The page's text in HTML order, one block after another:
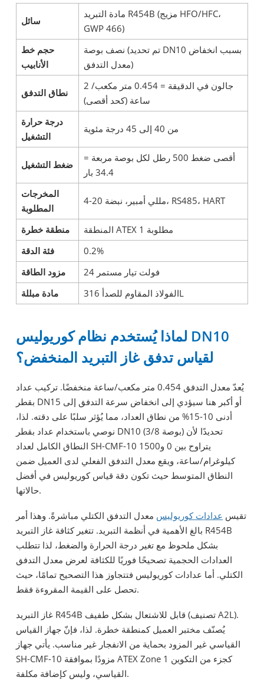
سائل
مادة التبريد R454B (مزيج HFO/HFC،
GWP 466)
حجم خط
الأنابيب
نصف بوصة (تم تحديد DN10 بسبب انخفاض
معدل التدفق)
نطاق التدفق
2 جالون في الدقيقة = 0.454 متر مكعب/
ساعة (كحد أقصى)
درجة حرارة
التشغيل
من 40 إلى 45 درجة مئوية
ضغط التشغيل
أقصى ضغط 500 رطل لكل بوصة مربعة =
34.4 بار
المخرجات
المطلوبة
4-20 مللي أمبير، نبضة، RS485، HART
منطقة خطرة
المنطقة ATEX 1 مطلوبة
فئة الدقة
0.2%
مزود الطاقة
24 فولت تيار مستمر
مادة مبللة
الفولاذ المقاوم للصدأ 316L
لماذا يُستخدم نظام كوريوليس DN10
لقياس تدفق غاز التبريد المنخفض؟
يُعدّ معدل التدفق 0.454 متر مكعب/ساعة منخفضًا. تركيب عداد
بقطر DN15 أو أكبر هنا سيؤدي إلى انخفاض سرعة التدفق إلى
أدنى 10-15% من نطاق العداد، مما يُؤثر سلبًا على دقته. لذا،
نوصي باستخدام عداد بقطر DN10 (3/8 بوصة) تحديدًا لأن
النطاق الكامل لعداد SH-CMF-10 يتراوح بين 0 و1500
كيلوغرام/ساعة، ويقع معدل التدفق الفعلي لدى العميل ضمن
النطاق المتوسط ​​حيث تكون دقة قياس كوريوليس في أفضل
حالاتها.
تقيس عدادات كوريوليس معدل التدفق الكتلي مباشرةً. وهذا أمر
بالغ الأهمية في أنظمة التبريد. تتغير كثافة غاز التبريد R454B
بشكل ملحوظ مع تغير درجة الحرارة والضغط، لذا تتطلب
العدادات الحجمية تصحيحًا فوريًا للكثافة لعرض معدل التدفق
الكتلي. أما عدادات كوريوليس فتتجاوز هذا التصحيح تمامًا، حيث
تحصل على القيمة المقروءة فقط.
غاز التبريد R454B قابل للاشتعال بشكل طفيف (تصنيف A2L).
يُصنّف مختبر العميل كمنطقة خطرة. لذا، فإنّ جهاز القياس
القياسي غير المزود بحماية من الانفجار غير مناسب. يأتي جهاز
SH-CMF-10 مزودًا بموافقة ATEX Zone 1 كجزء من التكوين
القياسي، وليس كإضافة مكلفة.